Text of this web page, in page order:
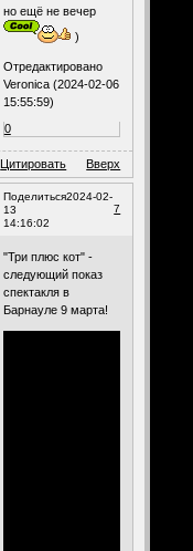
но ещё не вечер
)
Отредактировано
Veronica (2024-02-06
15:55:59)
0
Цитировать Вверх
Поделиться
7
2024-02-
13
14:16:02
"Три плюс кот" -
следующий показ
спектакля в
Барнауле 9 марта!